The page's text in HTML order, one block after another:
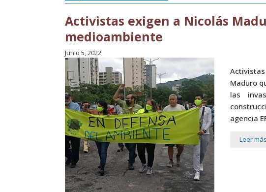
Activistas exigen a Nicolás
medioambiente
Junio 5, 2022
Maduro
las
agencia
Leer más